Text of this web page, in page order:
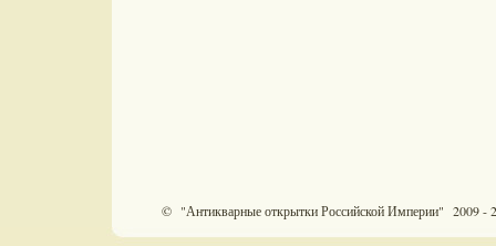
© "Антикварные открытки Российской Империи" 2009 -